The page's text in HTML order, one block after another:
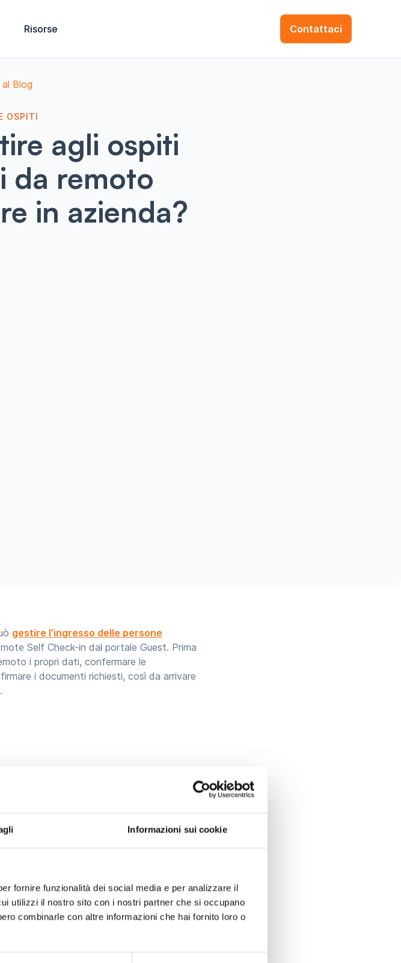
Informazioni sui cookie
fornire funzionalità dei social media e per analizzare il
utilizzi il nostro sito con i nostri partner che si occupano
combinarle con altre informazioni che hai fornito loro o
Risorse Contattaci
Blog
OSPITI
agli ospiti
da remoto
in azienda?
gestire l’ingresso delle persone
Self Check-in dal portale Guest. Prima
i propri dati, confermare le
i documenti richiesti, così da arrivare
flusso di ingresso più ordinato. La
informazioni aiuta anche a limitare errori,
personale dell’ospite oppure direttamente